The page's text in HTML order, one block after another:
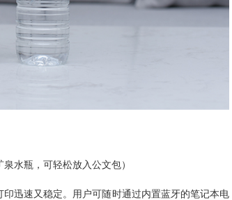
泉水瓶，可轻松放入公文包）
迅速又稳定。
用户可随时通过内置蓝牙的笔记本电